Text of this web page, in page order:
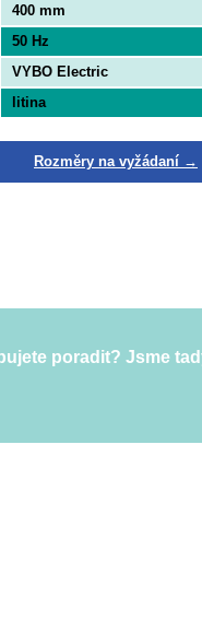
400 mm
50 Hz
VYBO Electric
litina
Rozměry na vyžádaní →
poradit? Jsme